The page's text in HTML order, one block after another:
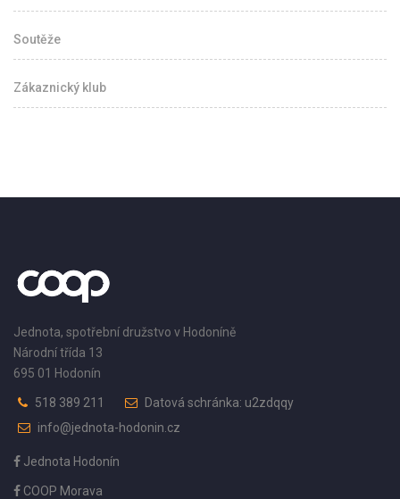
Soutěže
Zákaznický klub
Jednota, spotřební družstvo v Hodoníně
Národní třída 13
695 01 Hodonín
518 389 211
Datová schránka: u2zdqqy
info@jednota-hodonin.cz
Jednota Hodonín
COOP Morava